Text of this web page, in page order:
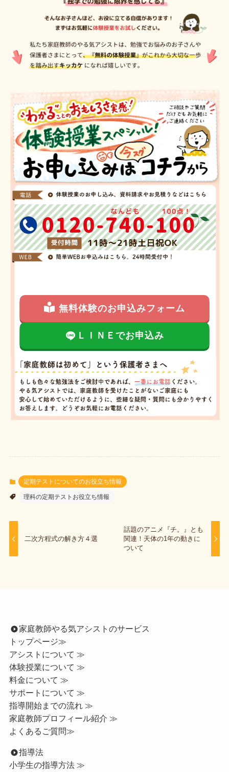
無料体験のお申込みフォーム
ＬＩＮＥでお申込み
定期テストについてのお役立ち情報
理科の定期テストお役立ち情報
二次方程式の解き方４選
話題のアニメ『チ。』とも
関連！天体の1年の動きに
ついて
家庭教師やる気アシストのサービス
トップページ≫
アシストについて ≫
体験授業について ≫
料金について ≫
サポートについて ≫
指導開始までの流れ ≫
家庭教師プロフィール紹介 ≫
よくあるご質問≫
指導法
小学生の指導方法 ≫